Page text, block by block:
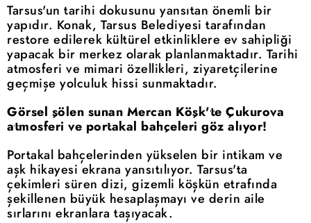
Tarsus'un tarihi dokusunu yansıtan önemli bir
yapıdır. Konak, Tarsus Belediyesi tarafından
restore edilerek kültürel etkinliklere ev sahipliği
yapacak bir merkez olarak planlanmaktadır. Tarihi
atmosferi ve mimari özellikleri, ziyaretçilerine
geçmişe yolculuk hissi sunmaktadır.
Görsel şölen sunan Mercan Köşk'te Çukurova
atmosferi ve portakal bahçeleri göz alıyor!
Portakal bahçelerinden yükselen bir intikam ve
aşk hikayesi ekrana yansıtılıyor. Tarsus'ta
çekimleri süren dizi, gizemli köşkün etrafında
şekillenen büyük hesaplaşmayı ve derin aile
sırlarını ekranlara taşıyacak.